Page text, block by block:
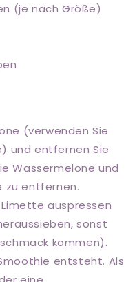
(je nach Größe)
(verwenden Sie
und entfernen Sie
Wassermelone und
zu entfernen.
auspressen
sonst
kommen).
entsteht. Als